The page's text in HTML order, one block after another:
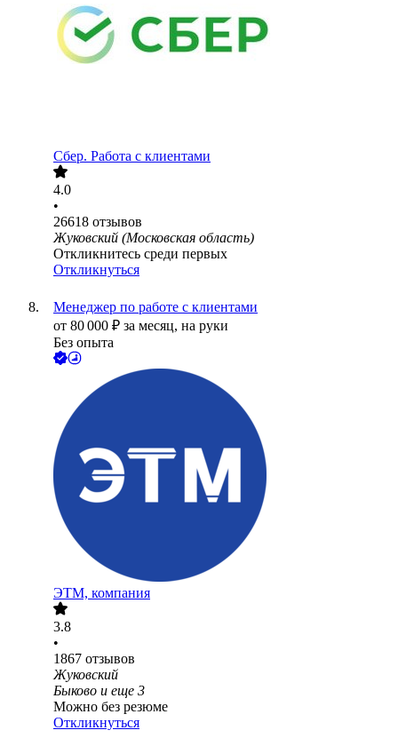
Сбер. Работа с клиентами
4.0
•
26618 отзывов
Жуковский (Московская область)
Откликнитесь среди первых
Откликнуться
Менеджер по работе с клиентами
от 80 000 ₽ за месяц, на руки
Без опыта
ЭТМ, компания
3.8
•
1867 отзывов
Жуковский
Быково и еще 3
Можно без резюме
Откликнуться